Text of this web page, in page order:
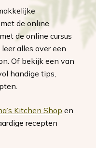
de online
de online cursus
alles over een
Of bekijk een van
handige tips,
Kitchen Shop en
recepten